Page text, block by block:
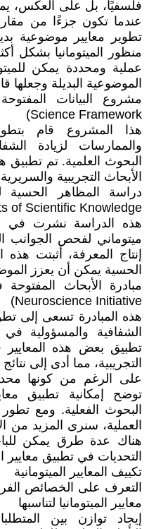
فلسفيًا، بل على العكس،
عندما تكون جزءًا من
تطوير معايير موضوعية
منظور الميتومانيا بشكل
عملية ومحددة يمكن
الموضوعية البديلة وجعلها
Science Framework)
هذا المشروع قام
والممارسات لزيادة
البحوث العلمية. تم
الأبحاث التجريبية
of Scientific Knowledge)
ميتوماني لفحص الجوانب
إنتاج المعرفة، أثبتت
الحسية يمكن أن يعزز
Neuroscience Initiative)
هذه المبادرة تسعى إلى
الشفافية والمسؤولية
تطبيق بعض هذه
التجريبية، مما أدى إلى
على الرغم من كونها
توضح إمكانية تطبيق
البحوث الفعلية. ومع
العملية، سنرى المزيد من
هناك عدة طرق يمكن
التحديات في تطبيق معايير
تكييف المعايير الميتومانية
التعرف على الخصائص
معايير الميتومانيا لتناسبها
إيجاد توازن بين